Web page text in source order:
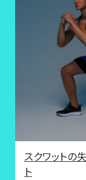
スクワットの
ト